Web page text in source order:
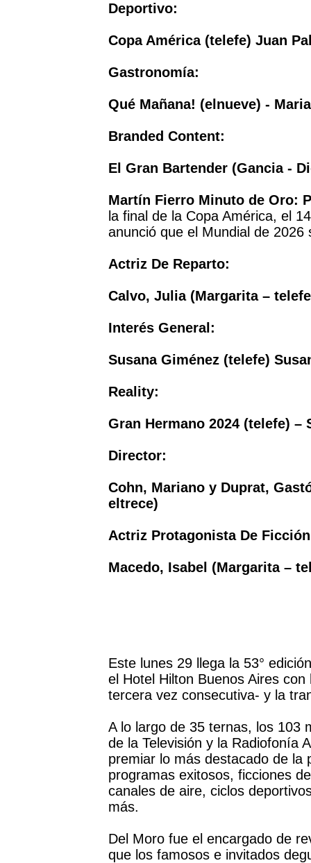
Deportivo:
Copa América (telefe) Juan
Gastronomía:
Qué Mañana! (elnueve) -
Branded Content:
El Gran Bartender (Gancia -
Martín Fierro Minuto de Oro:
la final de la Copa América, el
anunció que el Mundial de 2026
Actriz De Reparto:
Calvo, Julia (Margarita –
Interés General:
Susana Giménez (telefe)
Reality:
Gran Hermano 2024 (telefe) –
Director:
Cohn, Mariano y Duprat,
eltrece)
Actriz Protagonista De
Macedo, Isabel (Margarita –
Este lunes 29 llega la 53°
el Hotel Hilton Buenos Aires
tercera vez consecutiva- y la
A lo largo de 35 ternas, los 103
de la Televisión y la Radiofonía
premiar lo más destacado de la
programas exitosos, ficciones
canales de aire, ciclos
más.
Del Moro fue el encargado de
que los famosos e invitados